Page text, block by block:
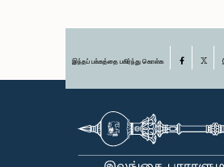
இந்தப் பக்கத்தை பகிர்ந்து கொள்க Facebook